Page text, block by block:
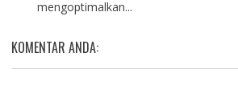
mengoptimalkan...
KOMENTAR ANDA: